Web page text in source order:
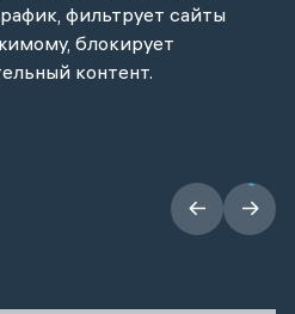
фильтрует сайты
блокирует
контент.